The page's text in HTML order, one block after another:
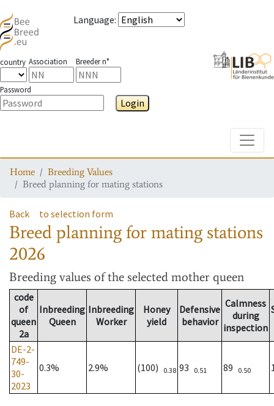
Language:
country Association Breeder n°
Password
Login
Home
Breeding Values
Breed planning for mating stations
Back to selection form
Breed planning for mating stations
2026
Breeding values of the selected mother queen
code
of
queen
2a
Inbreeding
Queen
Inbreeding
Worker
Honey
yield
Defensive
behavior
Calmness
during
inspection
DE-2-
749-
30-
2023
0.3% 2.9% (100) 0.38 93 0.51 89 0.50